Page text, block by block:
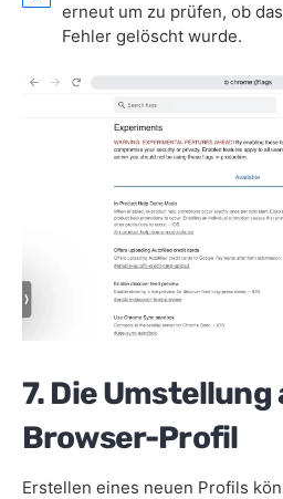
erneut um zu prüfen, ob
Fehler gelöscht wurde.
7. Die Umstellung
Browser-Profil
Erstellen eines neuen Profils